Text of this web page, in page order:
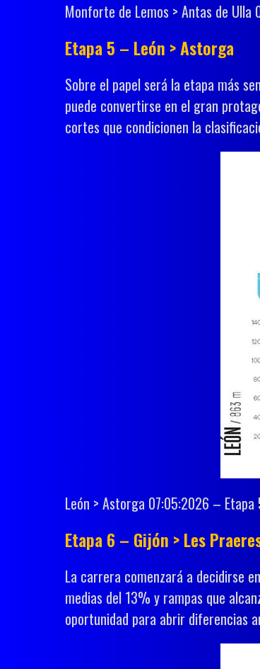
Monforte de Lemos > Antas de
Etapa 5 – León > Astorga
Sobre el papel será la etapa más
puede convertirse en el gran
cortes que condicionen la
León > Astorga 07:05:2026 –
Etapa 6 – Gijón > Les
La carrera comenzará a decidirse
medias del 13% y rampas que
oportunidad para abrir diferencias